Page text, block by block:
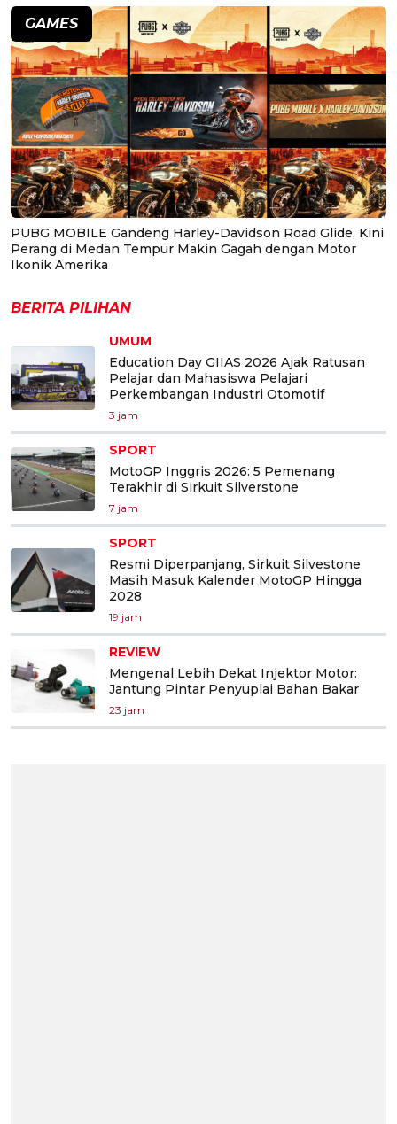
GAMES
PUBG MOBILE Gandeng Harley-Davidson Road Glide, Kini
Perang di Medan Tempur Makin Gagah dengan Motor
Ikonik Amerika
BERITA PILIHAN
UMUM
Education Day GIIAS 2026 Ajak Ratusan
Pelajar dan Mahasiswa Pelajari
Perkembangan Industri Otomotif
3 jam
SPORT
MotoGP Inggris 2026: 5 Pemenang
Terakhir di Sirkuit Silverstone
7 jam
SPORT
Resmi Diperpanjang, Sirkuit Silvestone
Masih Masuk Kalender MotoGP Hingga
2028
19 jam
REVIEW
Mengenal Lebih Dekat Injektor Motor:
Jantung Pintar Penyuplai Bahan Bakar
23 jam